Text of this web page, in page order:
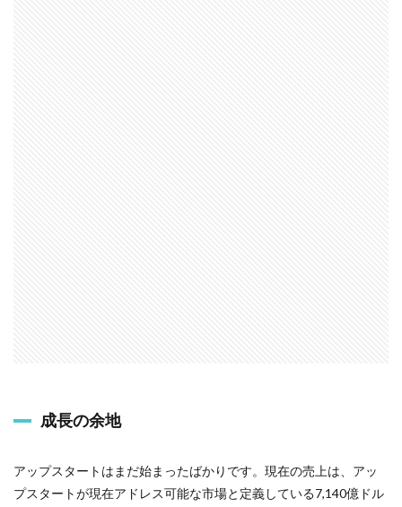
成長の余地
アップスタートはまだ始まったばかりです。現在の売上は、アッ
プスタートが現在アドレス可能な市場と定義している7,140億ドル